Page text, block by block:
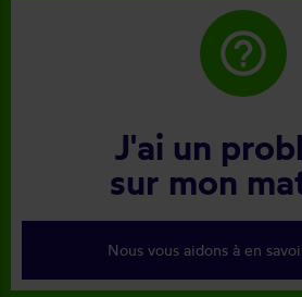
help_outline
J'ai un
sur mon
Nous vous aidons à en